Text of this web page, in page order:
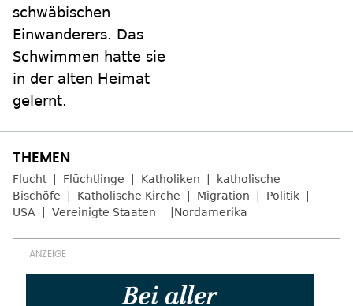
schwäbischen
Einwanderers. Das
Schwimmen hatte sie
in der alten Heimat
gelernt.
Flucht Flüchtlinge Katholiken
katholische
Bischöfe
Katholische Kirche Migration
Politik
USA
Vereinigte Staaten Nordamerika